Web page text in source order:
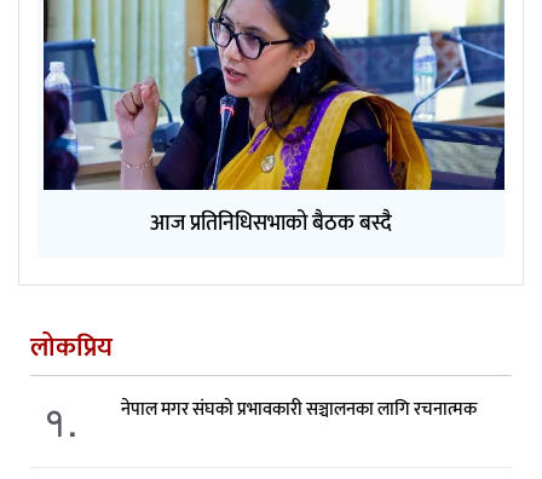
आज प्रतिनिधिसभाको बैठक बस्दै
लोकप्रिय
१. नेपाल मगर संघको प्रभावकारी सञ्चालनका लागि रचनात्मक